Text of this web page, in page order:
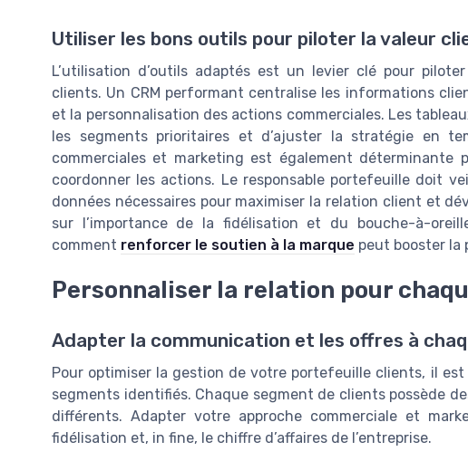
Utiliser les bons outils pour piloter la valeur
L’utilisation d’outils adaptés est un levier clé pour
clients. Un CRM performant centralise les informations
et la personnalisation des actions commerciales. Les
les segments prioritaires et d’ajuster la stratégie en
commerciales et marketing est également
coordonner les actions. Le responsable portefeuille doit
données nécessaires pour maximiser la relation client et
sur l’importance de la fidélisation et du bouche-à-
comment renforcer le soutien à la marque peut booster la
Personnaliser la relation pour
Adapter la communication et les offres à
Pour optimiser la gestion de votre portefeuille clients, il
segments identifiés. Chaque segment de clients possède
différents. Adapter votre approche commerciale et
fidélisation et, in fine, le chiffre d’affaires de l’entreprise.